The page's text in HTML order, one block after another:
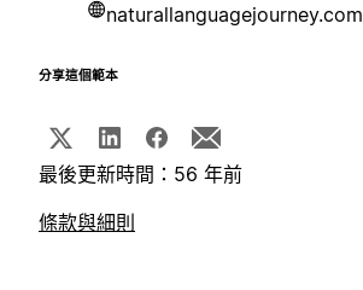
naturallanguagejourney.com
分享這個範本
最後更新時間：56 年前
條款與細則